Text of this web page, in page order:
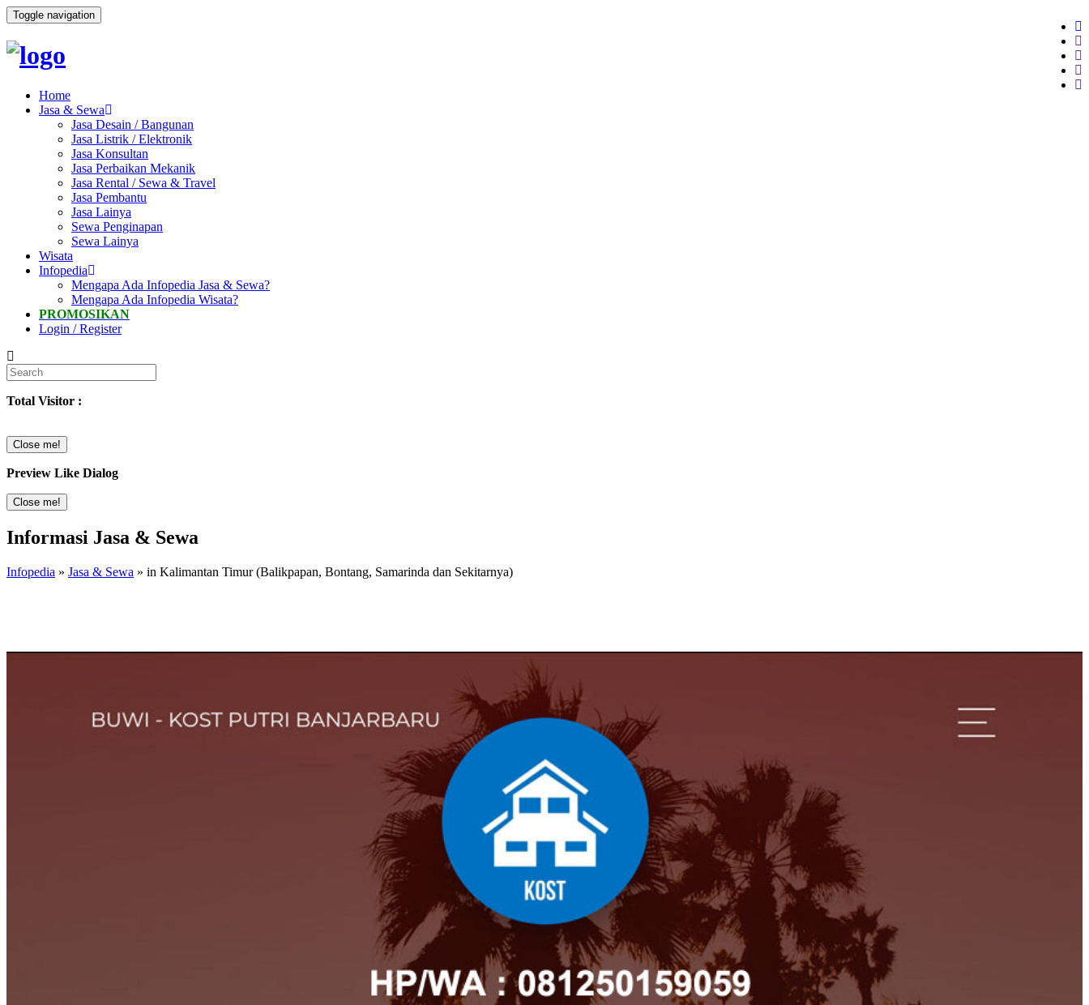
Toggle navigation
Home
Jasa & Sewa
Jasa Desain / Bangunan
Jasa Listrik / Elektronik
Jasa Konsultan
Jasa Perbaikan Mekanik
Jasa Rental / Sewa & Travel
Jasa Pembantu
Jasa Lainya
Sewa Penginapan
Sewa Lainya
Wisata
Infopedia
Mengapa Ada Infopedia Jasa & Sewa?
Mengapa Ada Infopedia Wisata?
PROMOSIKAN
Login / Register
Total Visitor :
Close me!
Preview Like Dialog
Close me!
Informasi Jasa & Sewa
Infopedia » Jasa & Sewa » in Kalimantan Timur (Balikpapan, Bontang, Samarinda dan Sekitarnya)